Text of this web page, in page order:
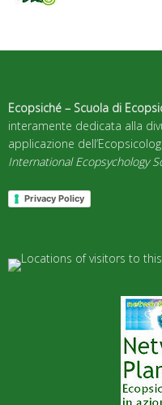
Ecopsiché – Scuola di
interamente dedicata alla
applicazione
International Ecopsychology
Privacy Policy